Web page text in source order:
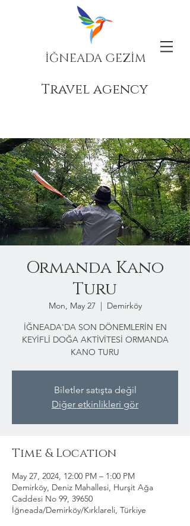
İĞNEADA GEZİM
Travel agency
Ormanda Kano
Turu
Mon, May 27
  |
Demirköy
İĞNEADA'DA SON DÖNEMLERİN EN
KEYİFLİ DOĞA AKTİVİTESİ ORMANDA
KANO TURU
Biletler satışta değil
Diğer etkinlikleri gör
Time & Location
May 27, 2024, 12:00 PM – 1:00 PM
Demirköy, Deniz Mahallesi, Hurşit Ağa
Caddesi No 99, 39650
İğneada/Demirköy/Kırklareli, Türkiye